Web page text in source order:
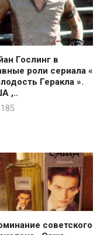
Гослинг в
роли сериала «
Геракла ».
,..
185
советского